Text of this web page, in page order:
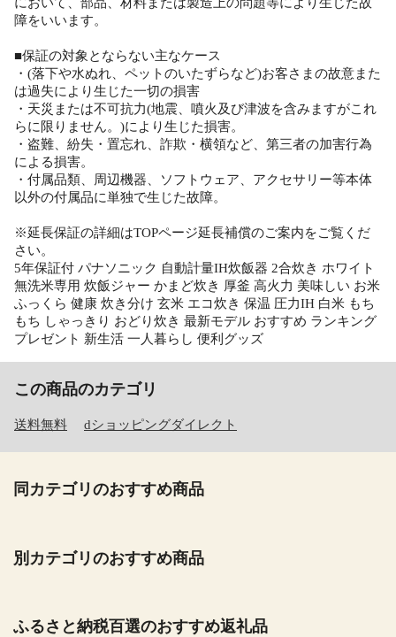
において、部品、材料または製造上の問題等により生じた故
障をいいます。
■保証の対象とならない主なケース
・(落下や水ぬれ、ペットのいたずらなど)お客さまの故意また
は過失により生じた一切の損害
・天災または不可抗力(地震、噴火及び津波を含みますがこれ
らに限りません。)により生じた損害。
・盗難、紛失・置忘れ、詐欺・横領など、第三者の加害行為
による損害。
・付属品類、周辺機器、ソフトウェア、アクセサリー等本体
以外の付属品に単独で生じた故障。
※延長保証の詳細はTOPページ延長補償のご案内をご覧くだ
さい。
5年保証付 パナソニック 自動計量IH炊飯器 2合炊き ホワイト
無洗米専用 炊飯ジャー かまど炊き 厚釜 高火力 美味しい お米
ふっくら 健康 炊き分け 玄米 エコ炊き 保温 圧力IH 白米 もち
もち しゃっきり おどり炊き 最新モデル おすすめ ランキング
プレゼント 新生活 一人暮らし 便利グッズ
この商品のカテゴリ
送料無料 dショッピングダイレクト
同カテゴリのおすすめ商品
別カテゴリのおすすめ商品
ふるさと納税百選のおすすめ返礼品